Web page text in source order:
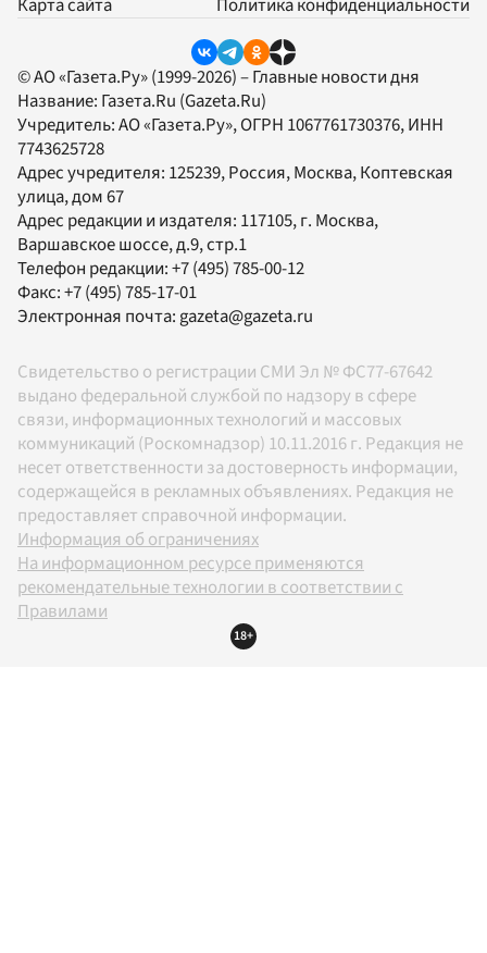
© АО «Газета.Ру» (1999-2026) – Главные новости дня
Название: Газета.Ru (Gazeta.Ru)
Учредитель:АО «Газета.Ру», ОГРН 1067761730376, ИНН
7743625728
Адрес учредителя: 125239, Россия, Москва, Коптевская
улица, дом 67
Адрес редакции и издателя: 117105, г. Москва,
Варшавское шоссе, д.9, стр.1
Телефон редакции:+7 (495) 785-00-12
Факс:+7 (495) 785-17-01
Электронная почта:gazeta@gazeta.ru
Свидетельство о регистрации СМИ Эл № ФС77-67642
выдано федеральной службой по надзору в сфере
связи, информационных технологий и массовых
коммуникаций (Роскомнадзор) 10.11.2016 г. Редакция не
несет ответственности за достоверность информации,
содержащейся в рекламных объявлениях. Редакция не
предоставляет справочной информации.
Информация об ограничениях
На информационном ресурсе применяются
рекомендательные технологии в соответствии с
Правилами
18+